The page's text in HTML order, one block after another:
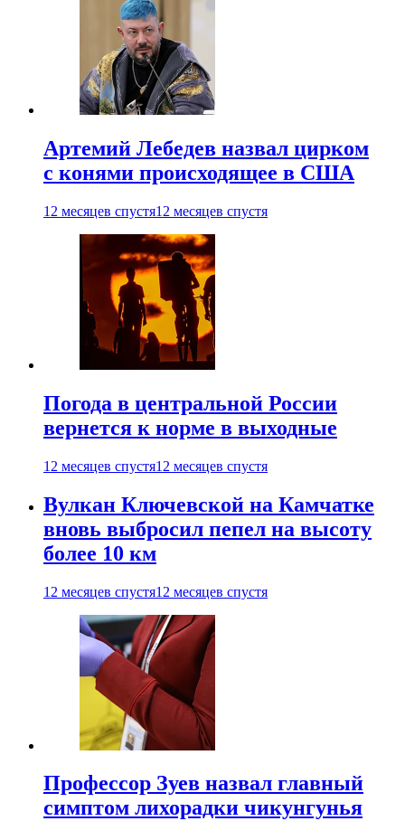
Артемий Лебедев назвал цирком
с конями происходящее в США
12 месяцев спустя12 месяцев спустя
Погода в центральной России
вернется к норме в выходные
12 месяцев спустя12 месяцев спустя
Вулкан Ключевской на Камчатке
вновь выбросил пепел на высоту
более 10 км
12 месяцев спустя12 месяцев спустя
Профессор Зуев назвал главный
симптом лихорадки чикунгунья